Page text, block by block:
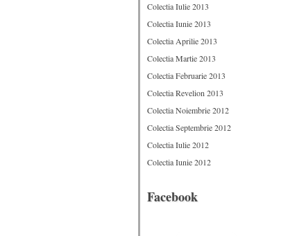
Colectia Iulie 2013
Colectia Iunie 2013
Colectia Aprilie 2013
Colectia Martie 2013
Colectia Februarie 2013
Colectia Revelion 2013
Colectia Noiembrie 2012
Colectia Septembrie 2012
Colectia Iulie 2012
Colectia Iunie 2012
Facebook